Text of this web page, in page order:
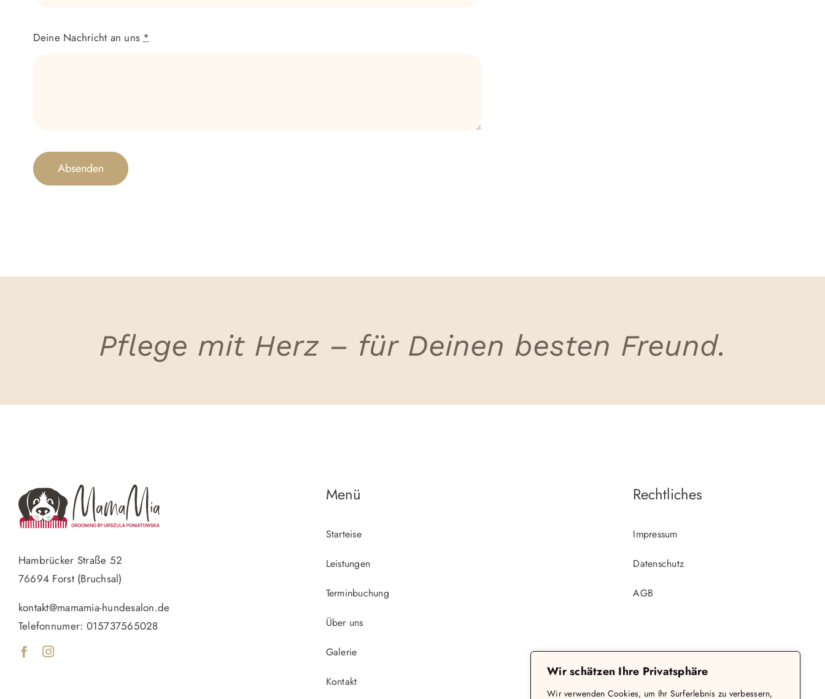
Wir schätzen Ihre Privatsphäre
Wir verwenden Cookies, um Ihr Surferlebnis zu verbessern,
Deine Nachricht an uns*
Absenden
Pflege mit Herz – für Deinen besten Freund.
Hambrücker Straße 52
76694 Forst (Bruchsal)
kontakt@mamamia-hundesalon.de
Telefonnumer: 015737565028
Menü
Starteise
Leistungen
Terminbuchung
Über uns
Galerie
Kontakt
Rechtliches
Impressum
Datenschutz
AGB